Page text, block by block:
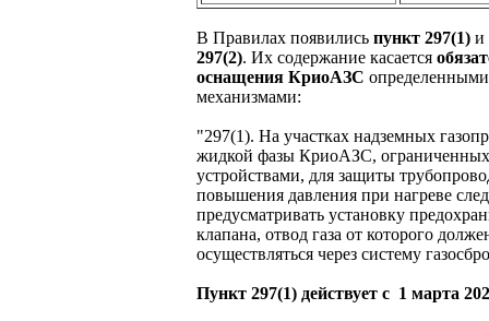
В Правилах появились пункт 297(1) и
297(2). Их содержание касается
оснащения КриоАЗС определенными
механизмами:
"297(1). На участках надземных
жидкой фазы КриоАЗС,
устройствами, для защиты
повышения давления при нагреве
предусматривать установку
клапана, отвод газа от которого
осуществляться через систему
Пункт 297(1) действует с 1 марта